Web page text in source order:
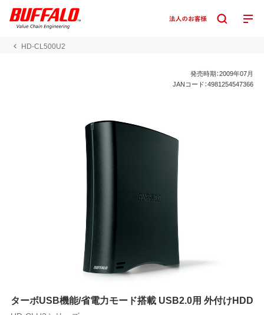
HD-CL500U2
発売時期：2009年07月
JANコード：4981254547366
ターボUSB機能/省電力モード搭載 USB2.0用 外付けHDD